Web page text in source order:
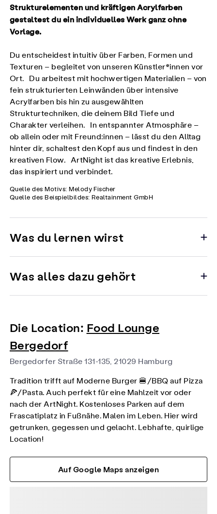
Strukturelementen und kräftigen Acrylfarben
gestaltest du ein individuelles Werk ganz ohne
Vorlage.
Du entscheidest intuitiv über Farben, Formen und
Texturen – begleitet von unseren Künstler*innen vor
Ort. Du arbeitest mit hochwertigen Materialien – von
fein strukturierten Leinwänden über intensive
Acrylfarben bis hin zu ausgewählten
Strukturtechniken, die deinem Bild Tiefe und
Charakter verleihen. In entspannter Atmosphäre –
ob allein oder mit Freund:innen – lässt du den Alltag
hinter dir, schaltest den Kopf aus und findest in den
kreativen Flow. ArtNight ist das kreative Erlebnis,
das inspiriert und verbindet.
Quelle des Motivs: Melody Fischer
Quelle des Beispielbildes: Realtainment GmbH
Was du lernen wirst
Was alles dazu gehört
Die Location: Food Lounge
Bergedorf
Bergedorfer Straße 131-135, 21029 Hamburg
Tradition trifft auf Moderne Burger 🍔/BBQ auf Pizza
🍕/Pasta. Auch perfekt für eine Mahlzeit vor oder
nach der ArtNight. Kostenloses Parken auf dem
Frascatiplatz in Fußnähe. Malen im Leben. Hier wird
getrunken, gegessen und gelacht. Lebhafte, quirlige
Location!
Auf Google Maps anzeigen